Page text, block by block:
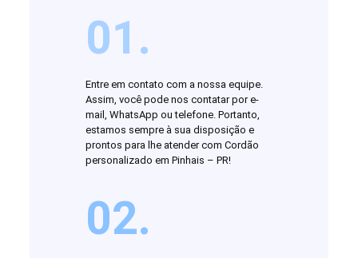
01.
Entre em contato com a nossa equipe.
Assim, você pode nos contatar por e-
mail, WhatsApp ou telefone. Portanto,
estamos sempre à sua disposição e
prontos para lhe atender com Cordão
personalizado em Pinhais – PR!
02.